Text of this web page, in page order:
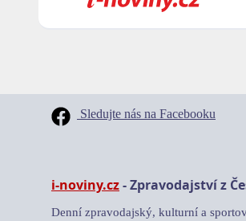
Sledujte nás na Facebooku
i-noviny.cz- Zpravodajství z
Denní zpravodajský, kulturní a